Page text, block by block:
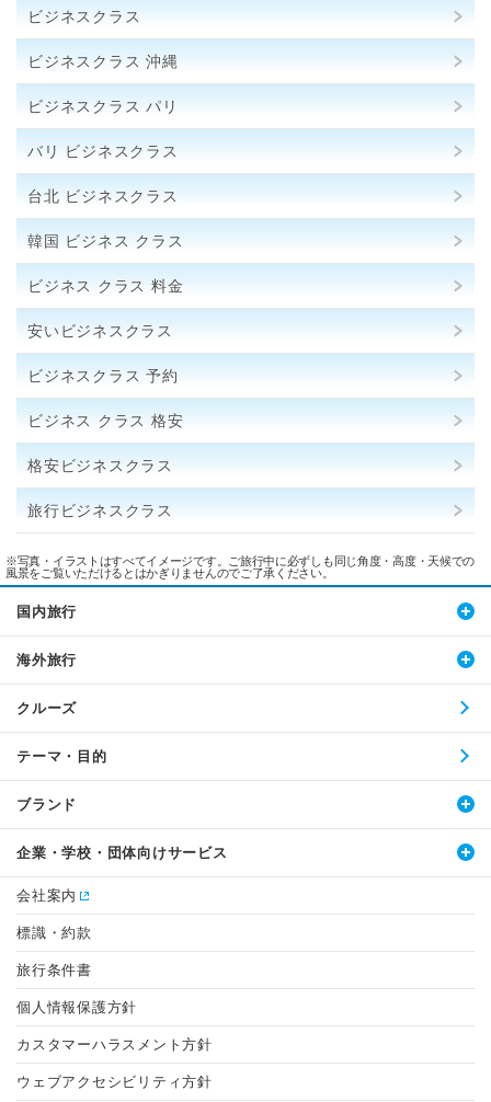
ビジネスクラス
ビジネスクラス 沖縄
ビジネスクラス パリ
バリ ビジネスクラス
台北 ビジネスクラス
韓国 ビジネス クラス
ビジネス クラス 料金
安いビジネスクラス
ビジネスクラス 予約
ビジネス クラス 格安
格安ビジネスクラス
旅行ビジネスクラス
※写真・イラストはすべてイメージです。ご旅行中に必ずしも同じ角度・高度・天候での
風景をご覧いただけるとはかぎりませんのでご了承ください。
国内旅行
海外旅行
クルーズ
テーマ・目的
ブランド
企業・学校・団体向けサービス
会社案内
標識・約款
旅行条件書
個人情報保護方針
カスタマーハラスメント方針
ウェブアクセシビリティ方針